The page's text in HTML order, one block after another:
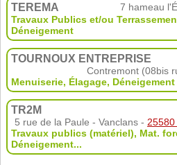
TEREMA 7 hameau
Travaux Publics et/ou
Déneigement
TOURNOUX ENTREPRISE
Contremont (08bis
Menuiserie, Élagage, Déneigement
TR2M
5 rue de la Paule - Vanclans -
Travaux publics (matériel), Mat.
Déneigement...